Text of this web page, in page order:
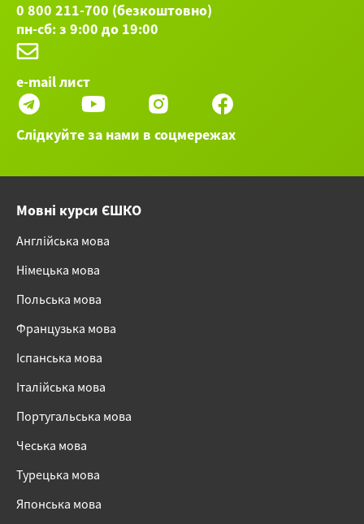
кожи
иглоукалывание
Остальные 45 вебинаров категории Красота и
здоровье ►
0 800 211-700 (безкоштовно)
пн-сб: з 9:00 до 19:00
e-mail лист
Слідкуйте за нами в соцмережах
Мовні курси ЄШКО
Англійська мова
Німецька мова
Польська мова
Французька мова
Іспанська мова
Італійська мова
Португальська мова
Чеська мова
Турецька мова
Японська мова